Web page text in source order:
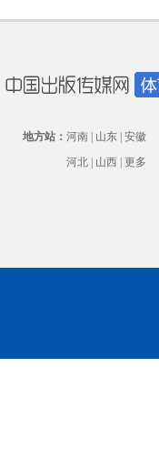
地方站： 河南 山东 安徽
河北
山西 更多